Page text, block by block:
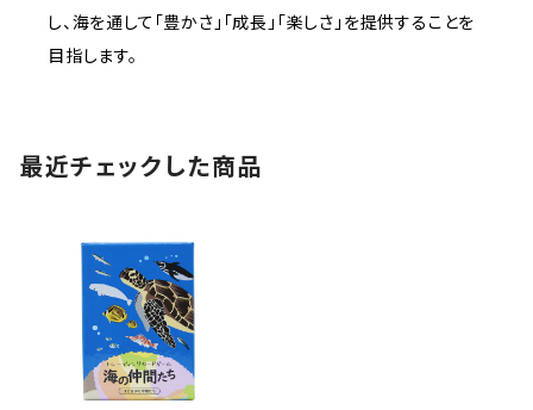
し、海を通して「豊かさ」「成長」「楽しさ」を提供することを
目指します。
最近チェックした商品